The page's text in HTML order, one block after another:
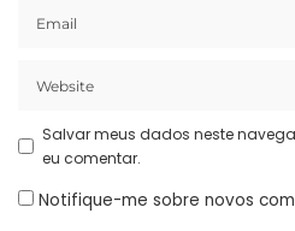
Salvar meus dados neste
eu comentar.
Notifique-me sobre novos